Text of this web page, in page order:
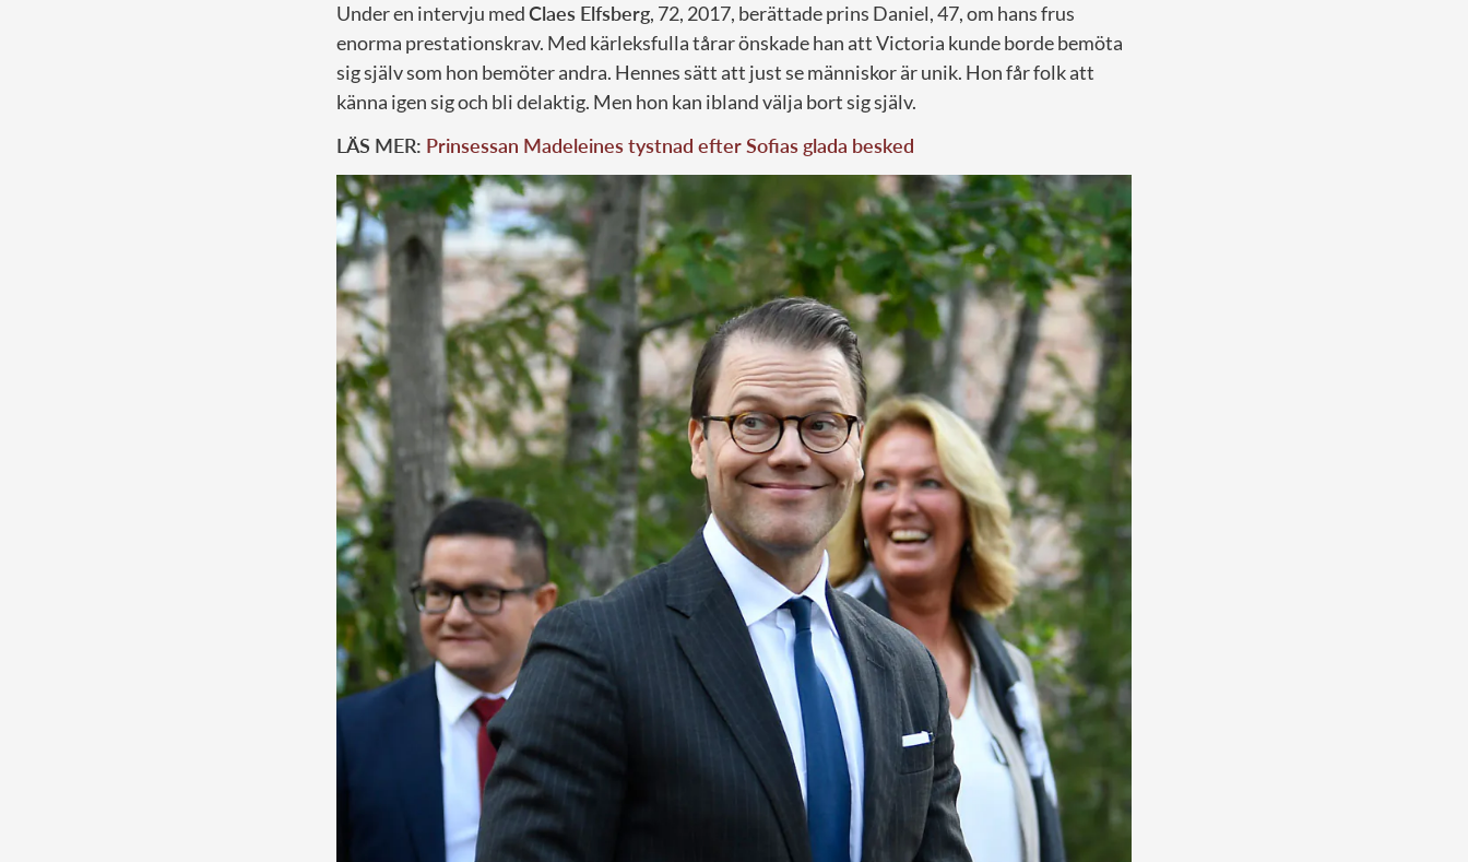
Under en intervju medClaes Elfsberg, 72, 2017, berättade prins Daniel, 47, om hans frus
enorma prestationskrav. Med kärleksfulla tårar önskade han att Victoria kunde borde bemöta
sig själv som hon bemöter andra. Hennes sätt att just se människor är unik. Hon får folk att
känna igen sig och bli delaktig. Men hon kan ibland välja bort sig själv.
LÄS MER: Prinsessan Madeleines tystnad efter Sofias glada besked